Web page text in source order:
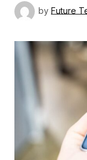
by Future